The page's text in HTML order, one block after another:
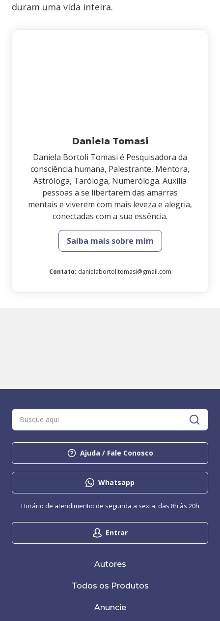
duram uma vida inteira.
Daniela Tomasi
Daniela Bortoli Tomasi é Pesquisadora da
consciência humana, Palestrante, Mentora,
Astróloga, Taróloga, Numeróloga. Auxilia
pessoas a se libertarem das amarras
mentais e viverem com mais leveza e alegria,
conectadas com a sua essência.
Saiba mais sobre mim
Contato: danielabortolitomasi@gmail.com
Ajuda / Fale Conosco
Whatsapp
Entrar
Horário de atendimento: de segunda a sexta, das 8h às 20h
Autores
Todos os Produtos
Anuncie